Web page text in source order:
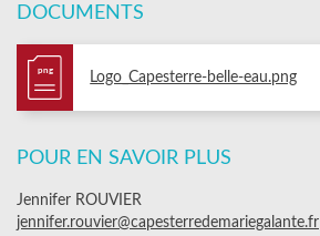
DOCUMENTS
png Logo_Capesterre-belle-eau.png
POUR EN SAVOIR PLUS
Jennifer ROUVIER
jennifer.rouvier@capesterredemariegalante.fr